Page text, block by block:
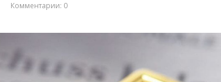
Комментарии: 0